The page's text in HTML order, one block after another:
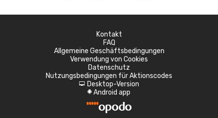
Kontakt
FAQ
Allgemeine Geschäftsbedingungen
Verwendung von Cookies
Datenschutz
Nutzungsbedingungen für Aktionscodes
d Desktop-Version
A Android app